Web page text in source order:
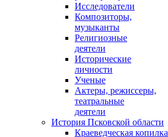
Исследователи
Композиторы,
музыканты
Религиозные
деятели
Исторические
личности
Ученые
Актеры, режиссеры,
театральные
деятели
История Псковской области
Краеведческая копилка